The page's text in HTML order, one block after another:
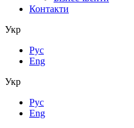
Контакти
Укр
Рус
Eng
Укр
Рус
Eng